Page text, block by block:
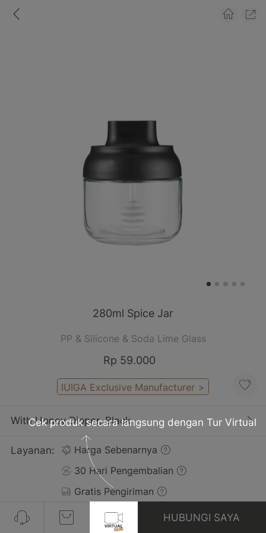
280ml Spice Jar
PP & Silicone & Soda Lime Glass
Rp 59.000
IUIGA Exclusive Manufacturer >
With Honey Dipper, Black
Layanan:
Harga Sebenarnya
30 Hari Pengembalian
Gratis Pengiriman
Ulasan(5)
HUBUNGI SAYA
Cek produk secara langsung dengan Tur Virtual